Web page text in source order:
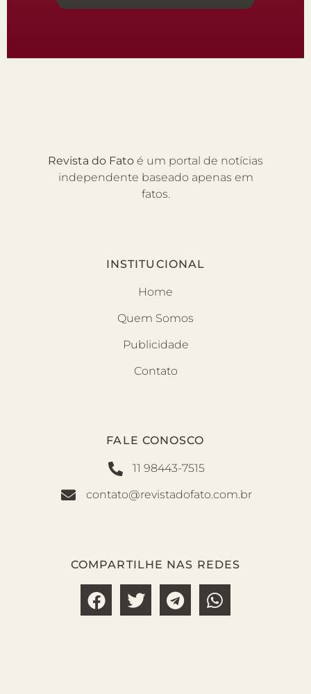
Revista do Fato é um portal de notícias
independente baseado apenas em
fatos.
INSTITUCIONAL
Home
Quem Somos
Publicidade
Contato
FALE CONOSCO
11 98443-7515
contato@revistadofato.com.br
COMPARTILHE NAS REDES